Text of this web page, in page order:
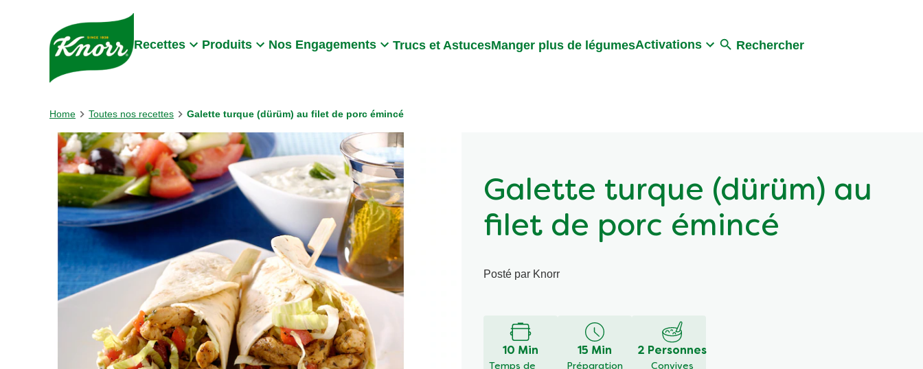
Skip to:
Recettes Produits Nos Engagements Trucs et AstucesManger plus de légumesActivations Rechercher
Home Toutes nos recettes Galette turque (dürüm) au filet de porc émincé
Galette turque (dürüm) au
filet de porc émincé
évaluation
soumise
pour10 Min 15 Min 2 Personnes